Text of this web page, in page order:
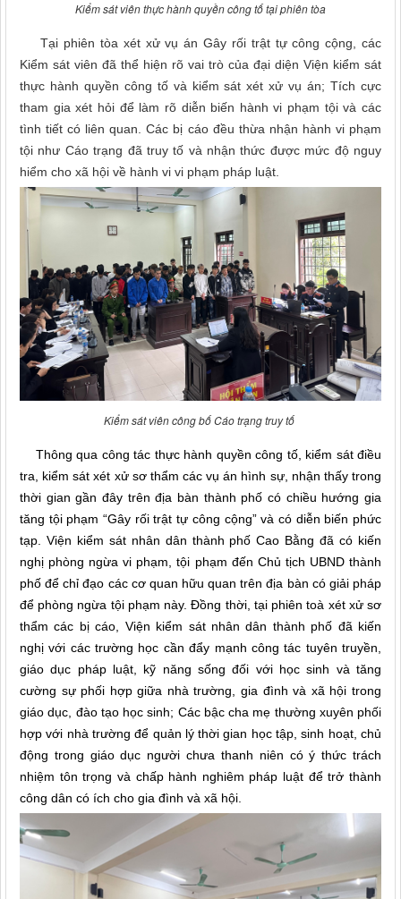
Kiểm sát viên thực hành quyền công tố tại phiên tòa
Tại phiên tòa xét xử vụ án Gây rối trật tự công cộng, các
Kiểm sát viên đã thể hiện rõ vai trò của đại diện Viện kiểm sát
thực hành quyền công tố và kiểm sát xét xử vụ án; Tích cực
tham gia xét hỏi để làm rõ diễn biến hành vi phạm tội và các
tình tiết có liên quan. Các bị cáo đều thừa nhận hành vi phạm
tội như Cáo trạng đã truy tố và nhận thức được mức độ nguy
hiểm cho xã hội về hành vi vi phạm pháp luật.
Kiểm sát viên công bố Cáo trạng truy tố
Thông qua công tác thực hành quyền công tố, kiểm sát điều
tra, kiểm sát xét xử sơ thẩm các vụ án hình sự, nhận thấy trong
thời gian gần đây trên địa bàn thành phố có chiều hướng gia
tăng tội phạm “Gây rối trật tự công cộng” và có diễn biến phức
tạp. Viện kiểm sát nhân dân thành phố Cao Bằng đã có kiến
nghị phòng ngừa vi phạm, tội phạm đến Chủ tịch UBND thành
phố để chỉ đạo các cơ quan hữu quan trên địa bàn có giải pháp
để phòng ngừa tội phạm này. Đồng thời, tại phiên toà xét xử sơ
thẩm các bị cáo, Viện kiểm sát nhân dân thành phố đã kiến
nghị với các trường học cần đẩy mạnh công tác tuyên truyền,
giáo dục pháp luật, kỹ năng sống đối với học sinh và tăng
cường sự phối hợp giữa nhà trường, gia đình và xã hội trong
giáo dục, đào tạo học sinh; Các bậc cha mẹ thường xuyên phối
hợp với nhà trường để quản lý thời gian học tập, sinh hoạt, chủ
động trong giáo dục người chưa thanh niên có ý thức trách
nhiệm tôn trọng và chấp hành nghiêm pháp luật để trở thành
công dân có ích cho gia đình và xã hội.